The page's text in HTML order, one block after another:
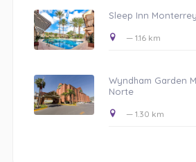
Sleep Inn
— 1.16 km
Wyndham Garden
Norte
— 1.30 km